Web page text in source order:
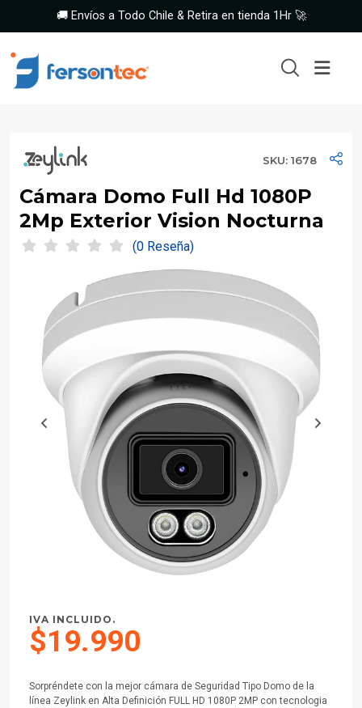
🚚 Envíos a Todo Chile & Retira en tienda 1Hr 🚀
SKU: 1678
Cámara Domo Full Hd 1080P
2Mp Exterior Vision Nocturna
(0 Reseña)
IVA INCLUIDO.
$19.990
Sorpréndete con la mejor cámara de Seguridad Tipo Domo de la
línea Zeylink en Alta Definición FULL HD 1080P 2MP con tecnologia